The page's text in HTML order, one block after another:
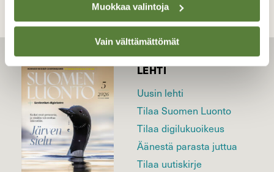
Muokkaa valintoja
Vain välttämättömät
LEHTI
Uusin lehti
Tilaa Suomen Luonto
Tilaa digilukuoikeus
Äänestä parasta juttua
Tilaa uutiskirje